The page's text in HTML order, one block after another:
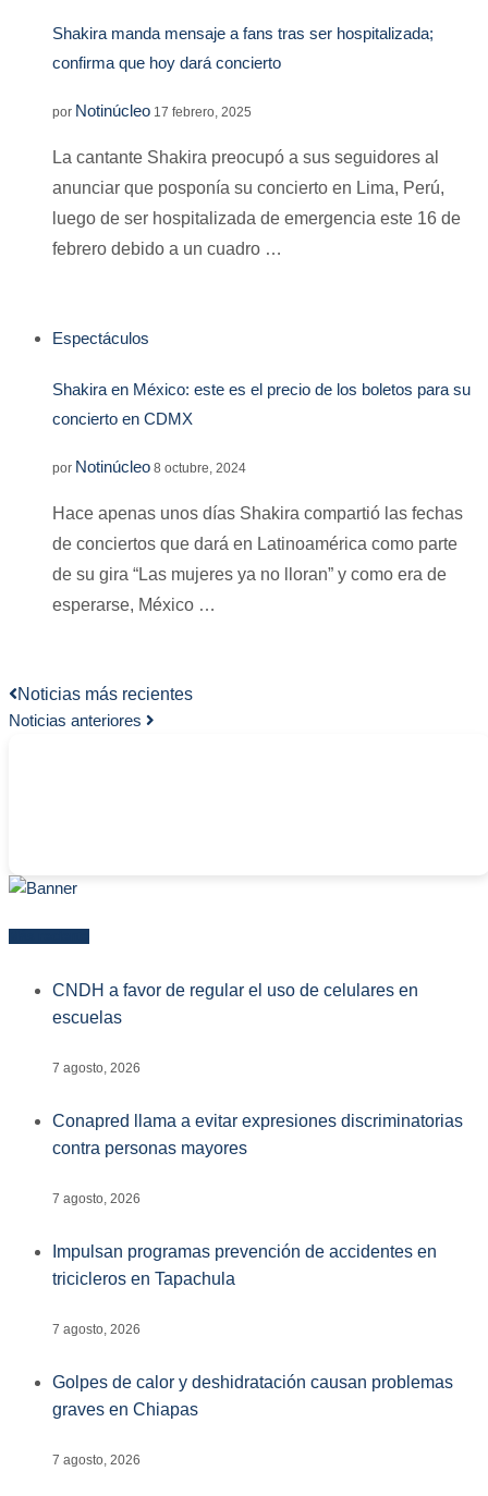
Shakira manda mensaje a fans tras ser hospitalizada;
confirma que hoy dará concierto
por Notinúcleo 17 febrero, 2025
La cantante Shakira preocupó a sus seguidores al
anunciar que posponía su concierto en Lima, Perú,
luego de ser hospitalizada de emergencia este 16 de
febrero debido a un cuadro …
Espectáculos
Shakira en México: este es el precio de los boletos para su
concierto en CDMX
por Notinúcleo 8 octubre, 2024
Hace apenas unos días Shakira compartió las fechas
de conciertos que dará en Latinoamérica como parte
de su gira “Las mujeres ya no lloran” y como era de
esperarse, México …
Noticias más recientes
Noticias anteriores
CNDH a favor de regular el uso de celulares en
escuelas
7 agosto, 2026
Conapred llama a evitar expresiones discriminatorias
contra personas mayores
7 agosto, 2026
Impulsan programas prevención de accidentes en
tricicleros en Tapachula
7 agosto, 2026
Golpes de calor y deshidratación causan problemas
graves en Chiapas
7 agosto, 2026